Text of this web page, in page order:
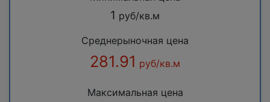
1 руб/кв.м
Среднерыночная цена
281.91 руб/кв.м
Максимальная цена